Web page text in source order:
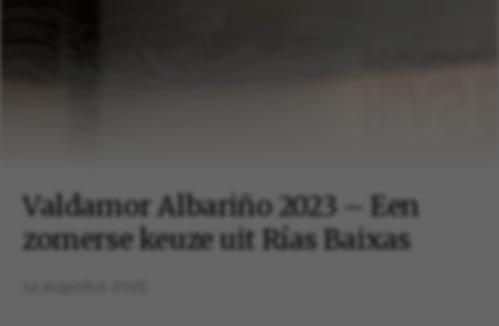
Valdamor Albariño 2023 – Een
zomerse keuze uit Rías Baixas